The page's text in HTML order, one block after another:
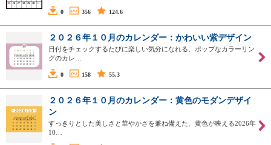
0 356 124.6
２０２６年１０月のカレンダー：かわいい紫デザイン
日付をチェックするたびに楽しい気分になれる、ポップなカラーリン
グのカレ…
0 158 55.3
２０２６年１０月のカレンダー：黄色のモダンデザイ
ン
すっきりとした美しさと華やかさを兼ね備えた、黄色が映える2026年
10…